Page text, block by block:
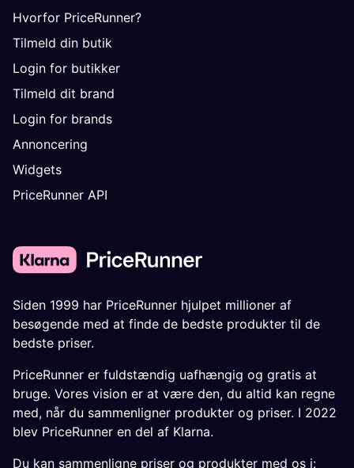
Hvorfor PriceRunner?
Tilmeld din butik
Login for butikker
Tilmeld dit brand
Login for brands
Annoncering
Widgets
PriceRunner API
Siden 1999 har PriceRunner hjulpet millioner af
besøgende med at finde de bedste produkter til de
bedste priser.
PriceRunner er fuldstændig uafhængig og gratis at
bruge. Vores vision er at være den, du altid kan regne
med, når du sammenligner produkter og priser. I 2022
blev PriceRunner en del af Klarna.
Du kan sammenligne priser og produkter med os i: